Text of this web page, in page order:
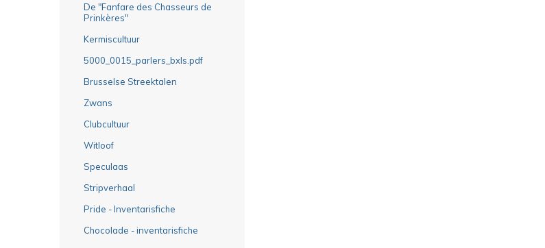
De "Fanfare des Chasseurs de
Prinkères"
Kermiscultuur
5000_0015_parlers_bxls.pdf
Brusselse Streektalen
Zwans
Clubcultuur
Witloof
Speculaas
Stripverhaal
Pride - Inventarisfiche
Chocolade - inventarisfiche